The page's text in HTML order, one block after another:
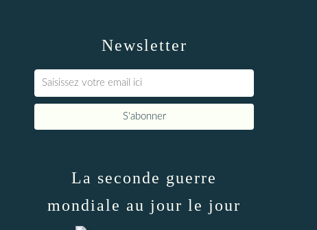
Newsletter
La seconde guerre
mondiale au jour le jour